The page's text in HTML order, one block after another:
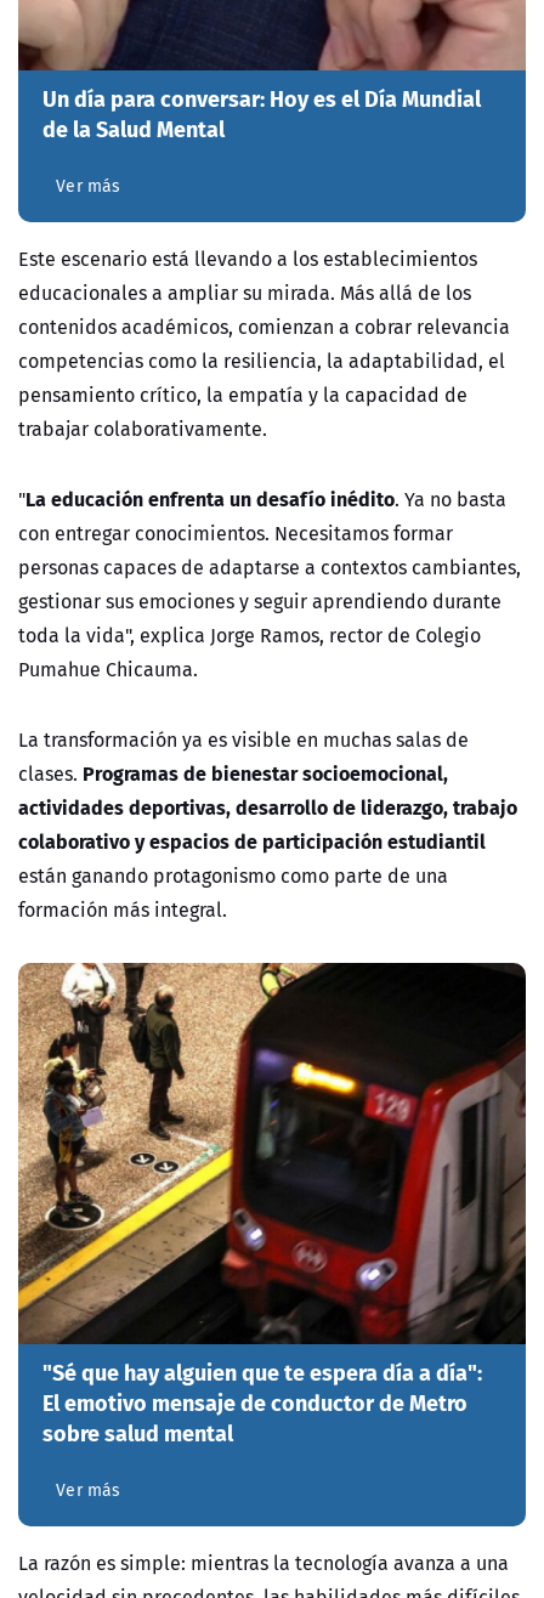
Un día para conversar: Hoy es el Día Mundial
de la Salud Mental
Ver más
Este escenario está llevando a los establecimientos
educacionales a ampliar su mirada. Más allá de los
contenidos académicos, comienzan a cobrar relevancia
competencias como la resiliencia, la adaptabilidad, el
pensamiento crítico, la empatía y la capacidad de
trabajar colaborativamente.
"La educación enfrenta un desafío inédito. Ya no basta
con entregar conocimientos. Necesitamos formar
personas capaces de adaptarse a contextos cambiantes,
gestionar sus emociones y seguir aprendiendo durante
toda la vida", explica Jorge Ramos, rector de Colegio
Pumahue Chicauma.
La transformación ya es visible en muchas salas de
clases. Programas de bienestar socioemocional,
actividades deportivas, desarrollo de liderazgo, trabajo
colaborativo y espacios de participación estudiantil
están ganando protagonismo como parte de una
formación más integral.
"Sé que hay alguien que te espera día a día":
El emotivo mensaje de conductor de Metro
sobre salud mental
Ver más
La razón es simple: mientras la tecnología avanza a una